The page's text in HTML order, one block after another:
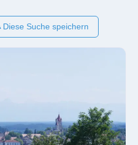
Diese Suche speichern